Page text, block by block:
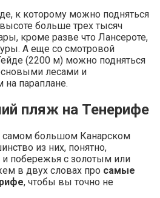
к которому можно подняться
больше трех тысяч
кроме разве что Лансероте,
А еще со смотровой
(2200 м) можно подняться
лесами и
на параплане.
пляж на Тенерифе
самом большом Канарском
из них, понятно,
и побережья с золотым или
в двух словах про самые
, чтобы вы точно не